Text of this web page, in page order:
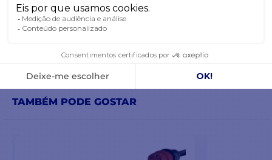
PRODUTOS DA MESMA CATEGORIA
TAMBÉM PODE GOSTAR